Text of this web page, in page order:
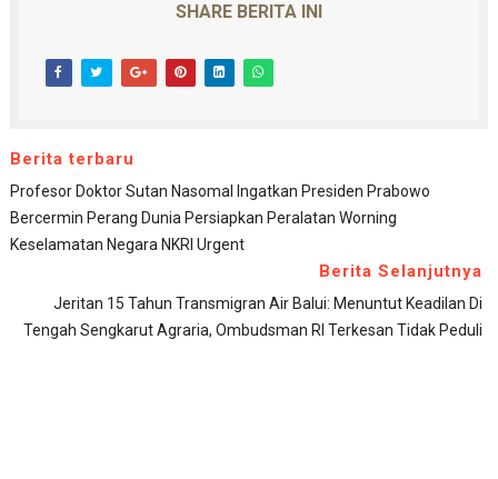
SHARE BERITA INI
Berita terbaru
Profesor Doktor Sutan Nasomal Ingatkan Presiden Prabowo
Bercermin Perang Dunia Persiapkan Peralatan Worning
Keselamatan Negara NKRI Urgent
Berita Selanjutnya
Jeritan 15 Tahun Transmigran Air Balui: Menuntut Keadilan Di
Tengah Sengkarut Agraria, Ombudsman RI Terkesan Tidak Peduli